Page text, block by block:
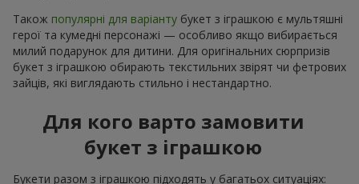
Також популярні для варіанту букет з іграшкою є мультяшні
герої та кумедні персонажі — особливо якщо вибирається
милий подарунок для дитини. Для оригінальних сюрпризів
букет з іграшкою обирають текстильних звірят чи фетрових
зайців, які виглядають стильно і нестандартно.
Для кого варто замовити
букет з іграшкою
Букети разом з іграшкою підходять у багатьох ситуаціях: